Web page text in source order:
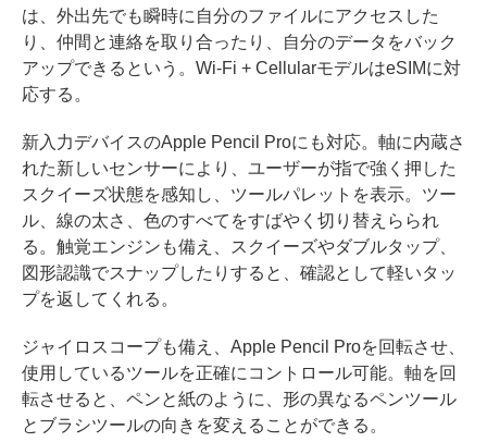
は、外出先でも瞬時に自分のファイルにアクセスした
り、仲間と連絡を取り合ったり、自分のデータをバック
アップできるという。Wi-Fi + CellularモデルはeSIMに対
応する。
新入力デバイスのApple Pencil Proにも対応。軸に内蔵さ
れた新しいセンサーにより、ユーザーが指で強く押した
スクイーズ状態を感知し、ツールパレットを表示。ツー
ル、線の太さ、色のすべてをすばやく切り替えらられ
る。触覚エンジンも備え、スクイーズやダブルタップ、
図形認識でスナップしたりすると、確認として軽いタッ
プを返してくれる。
ジャイロスコープも備え、Apple Pencil Proを回転させ、
使用しているツールを正確にコントロール可能。軸を回
転させると、ペンと紙のように、形の異なるペンツール
とブラシツールの向きを変えることができる。